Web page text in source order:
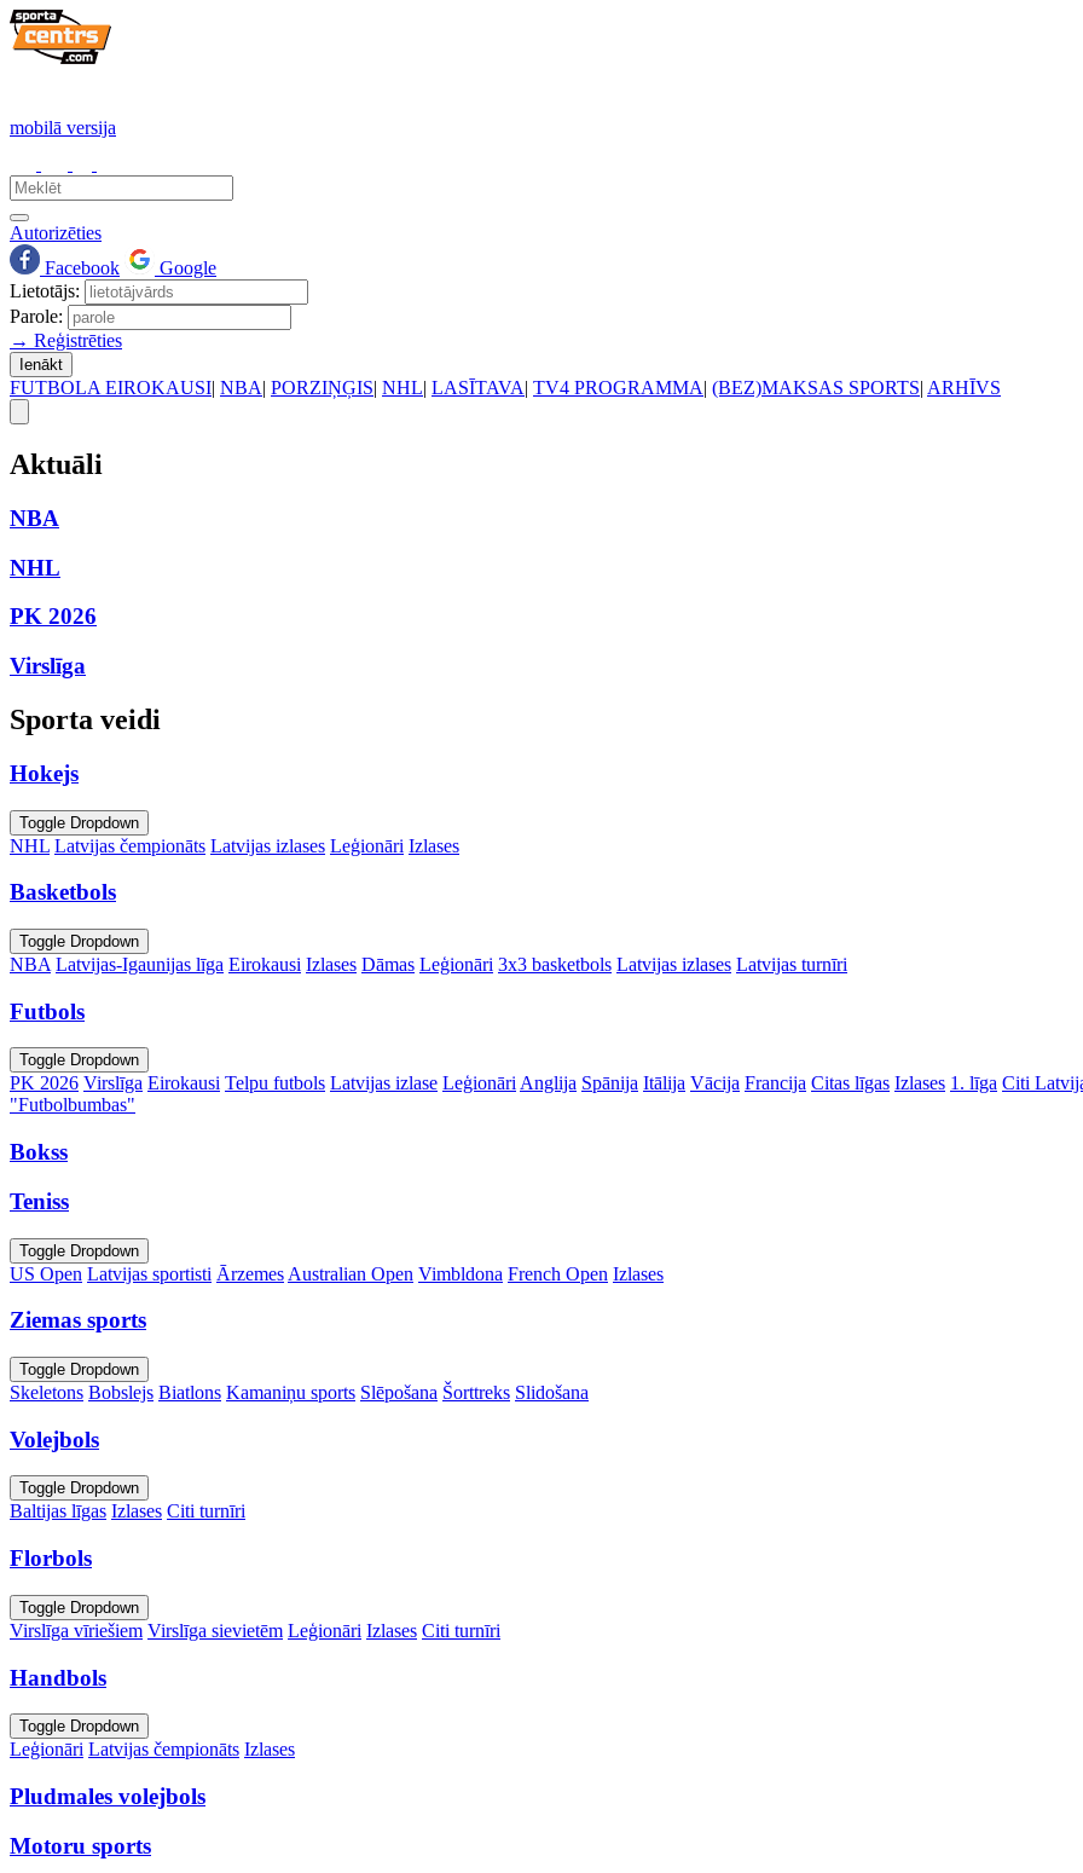
mobilā versija
Autorizēties
Facebook
Google
Lietotājs:
Parole:
→ Reģistrēties
Ienākt
FUTBOLA EIROKAUSI| NBA| PORZIŅĢIS| NHL| LASĪTAVA| TV4 PROGRAMMA| (BEZ)MAKSAS SPORTS| ARHĪVS
Aktuāli
NBA
NHL
PK 2026
Virslīga
Sporta veidi
Hokejs
Toggle Dropdown
NHL Latvijas čempionāts Latvijas izlases Leģionāri Izlases
Basketbols
Toggle Dropdown
NBA Latvijas-Igaunijas līga Eirokausi Izlases Dāmas Leģionāri 3x3 basketbols Latvijas izlases Latvijas turnīri
Futbols
Toggle Dropdown
PK 2026 Virslīga Eirokausi Telpu futbols Latvijas izlase Leģionāri Anglija Spānija Itālija Vācija Francija Citas līgas Izlases 1. līga Citi
"Futbolbumbas"
Bokss
Teniss
Toggle Dropdown
US Open Latvijas sportisti Ārzemes Australian Open Vimbldona French Open Izlases
Ziemas sports
Toggle Dropdown
Skeletons Bobslejs Biatlons Kamaniņu sports Slēpošana Šorttreks Slidošana
Volejbols
Toggle Dropdown
Baltijas līgas Izlases Citi turnīri
Florbols
Toggle Dropdown
Virslīga vīriešiem Virslīga sievietēm Leģionāri Izlases Citi turnīri
Handbols
Toggle Dropdown
Leģionāri Latvijas čempionāts Izlases
Pludmales volejbols
Motoru sports